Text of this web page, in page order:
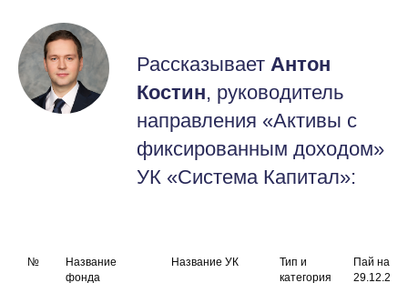
Рассказывает Антон
Костин, руководитель
направления «Активы с
фиксированным доходом»
УК «Система Капитал»:
№
Название
фонда
Название УК
Тип и
категория
Пай на